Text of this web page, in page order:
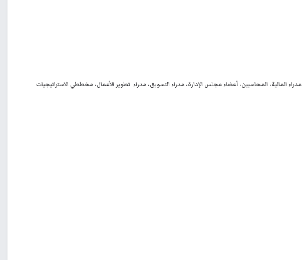
مدراء المالية، المحاسبين، أعضاء مجلس الإدارة، مدراء التسويق، مدراء تطوير الأعمال، مخططي الاستراتيجيات